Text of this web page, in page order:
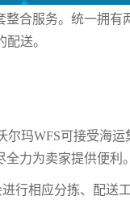
合服务。统一拥有
送。
玛WFS可接受海
力为卖家提供便利。
行相应分拣、配送